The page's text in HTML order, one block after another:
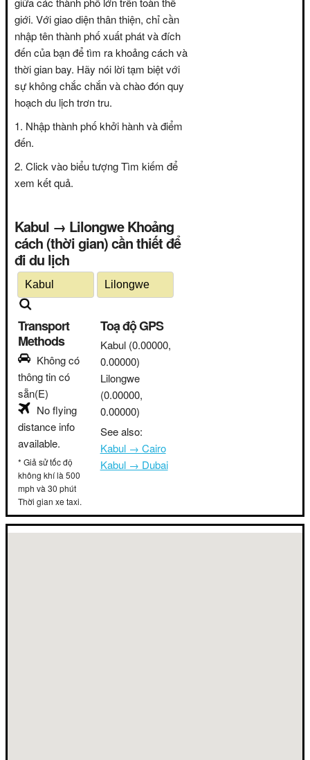
giới. Với giao diện thân thiện, chỉ cần
nhập tên thành phố xuất phát và đích
đến của bạn để tìm ra khoảng cách và
thời gian bay. Hãy nói lời tạm biệt với
sự không chắc chắn và chào đón quy
hoạch du lịch trơn tru.
Nhập thành phố khởi hành và điểm
đến.
Click vào biểu tượng Tìm kiếm để
xem kết quả.
Kabul → Lilongwe Khoảng
cách (thời gian) cần thiết để
đi du lịch
Transport
Methods
Không có
thông tin có
sẵn(E)
No flying
distance info
available.
* Giả sử tốc độ
không khí là 500
mph và 30 phút
Thời gian xe taxi.
Toạ độ GPS
Kabul (0.00000,
0.00000)
Lilongwe
(0.00000,
0.00000)
See also:
Kabul → Cairo
Kabul → Dubai